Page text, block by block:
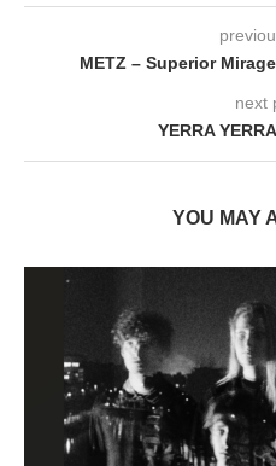
METZ – Superior
next
YERRA
YOU MAY